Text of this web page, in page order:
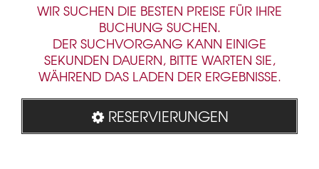
WIR SUCHEN DIE BESTEN PREISE FÜR IHRE
BUCHUNG SUCHEN.
DER SUCHVORGANG KANN EINIGE
SEKUNDEN DAUERN, BITTE WARTEN SIE,
WÄHREND DAS LADEN DER ERGEBNISSE.
RESERVIERUNGEN